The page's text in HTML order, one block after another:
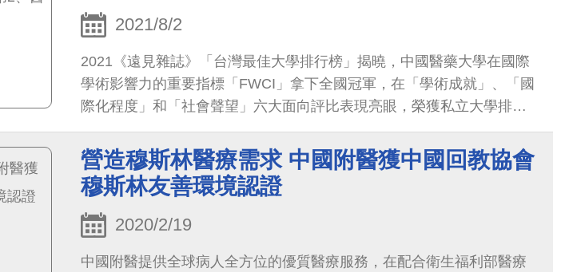
2021/8/2
2021《遠見雜誌》「台灣最佳大學排行榜」揭曉，中國醫藥大學在國際
學術影響力的重要指標「FWCI」拿下全國冠軍，在「學術成就」、「國
際化程度」和「社會聲望」六大面向評比表現亮眼，榮獲私立大學排名
第2、醫科大學第2。
營造穆斯林醫療需求 中國附醫獲中國回教協會
穆斯林友善環境認證
2020/2/19
中國附醫提供全球病人全方位的優質醫療服務，在配合衛生福利部醫療